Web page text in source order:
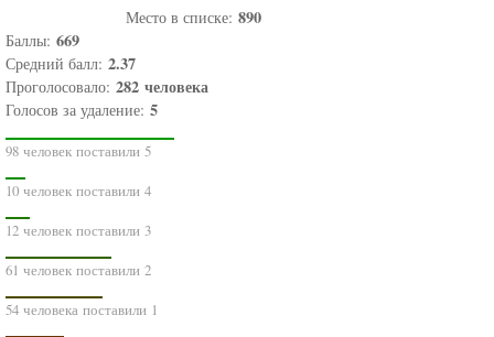
Место в списке: 890
Баллы: 669
Средний балл: 2.37
Проголосовало: 282 человека
Голосов за удаление: 5
98 человек поставили 5
10 человек поставили 4
12 человек поставили 3
61 человек поставили 2
54 человека поставили 1